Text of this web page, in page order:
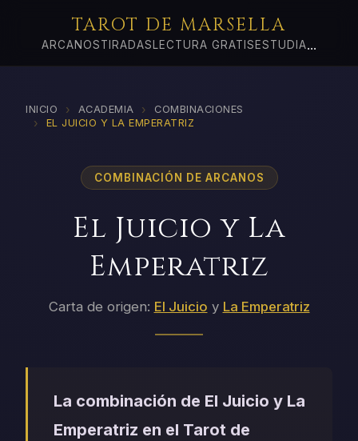
TAROT DE MARSELLA
ARCANOSTIRADAS LECTURA GRATIS ESTUDIA...
INICIO › ACADEMIA › COMBINACIONES
› EL JUICIO Y LA EMPERATRIZ
COMBINACIÓN DE ARCANOS
El Juicio y La
Emperatriz
Carta de origen: El Juicio y La Emperatriz
La combinación de El Juicio y La
Emperatriz en el Tarot de